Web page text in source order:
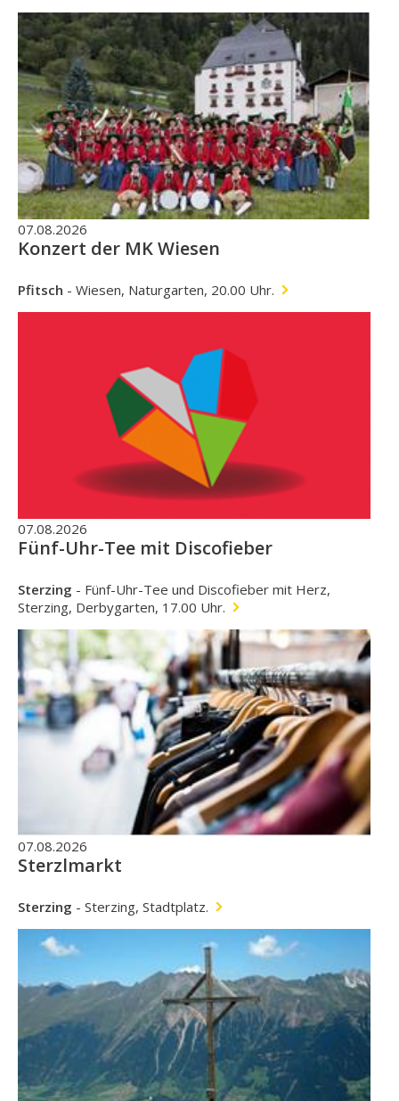
07.08.2026
Konzert der MK Wiesen
Pfitsch - Wiesen, Naturgarten, 20.00 Uhr.
07.08.2026
Fünf-Uhr-Tee mit Discofieber
Sterzing - Fünf-Uhr-Tee und Discofieber mit Herz,
Sterzing, Derbygarten, 17.00 Uhr.
07.08.2026
Sterzlmarkt
Sterzing - Sterzing, Stadtplatz.